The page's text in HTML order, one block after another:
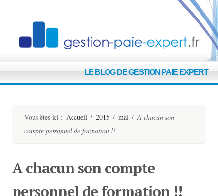
LE BLOG DE GESTION PAIE EXPERT
Vous êtes ici : Accueil / 2015 / mai / A chacun son
compte personnel de formation !!
A chacun son compte
personnel de formation !!